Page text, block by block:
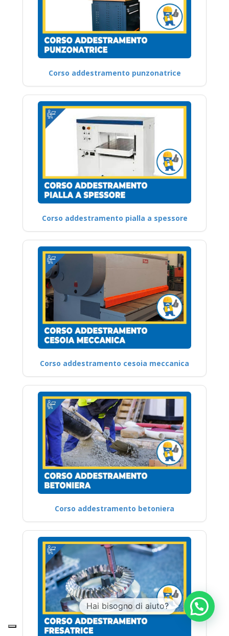
Corso addestramento punzonatrice
Corso addestramento pialla a spessore
Corso addestramento cesoia meccanica
Corso addestramento betoniera